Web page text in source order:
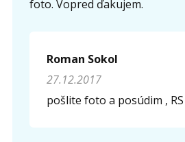
foto. Vopred ďakujem.
Roman Sokol
27.12.2017
pošlite foto a posúdim , RS